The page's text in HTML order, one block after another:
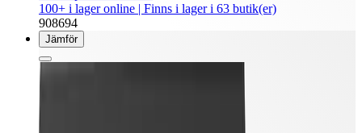
100+ i lager online | Finns i lager i 63 butik(er)
908694
Jämför